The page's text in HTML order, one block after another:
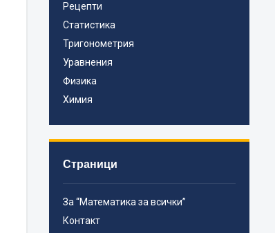
Рецепти
Статистика
Тригонометрия
Уравнения
Физика
Химия
Страници
За “Математика за всички”
Контакт